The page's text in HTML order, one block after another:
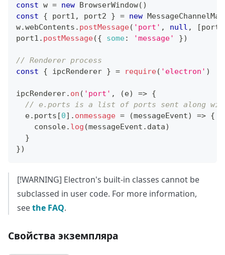
const w = new BrowserWindow( )
const
{ port1 , port2 } = new
w.webContents . postMessage( 'port' , null , [port2
port1 . postMessage({ some: 'message' })
// Renderer process
const
{ ipcRenderer } = require( 'electron' )
ipcRenderer. on ( 'port' , (e) => {
// e.ports is a list of ports sent along with
  e
. ports [0] . onmessage = (messageEvent) => {
console. log (messageEvent . data)
}
})
[!WARNING] Electron's built-in classes cannot be
subclassed in user code. For more information,
seethe FAQ.
Свойства экземпляра